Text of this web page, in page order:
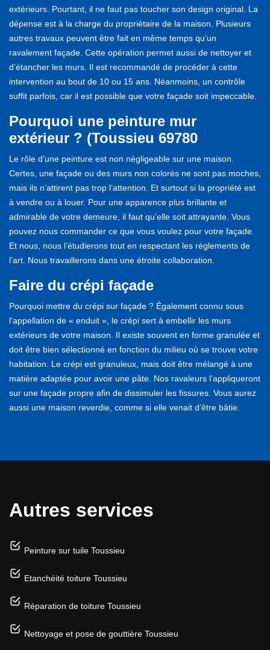
extérieurs. Pourtant, il ne faut pas toucher son design original. La
dépense est à la charge du propriétaire de la maison. Plusieurs
autres travaux peuvent être fait en même temps qu’un
ravalement façade. Cette opération permet aussi de nettoyer et
d’étancher les murs. Il est recommandé de procéder à cette
intervention au bout de 10 ou 15 ans. Néanmoins, un contrôle
suffit parfois, car il est possible que votre façade soit impeccable.
Pourquoi une peinture mur
extérieur ? (Toussieu 69780
Le rôle d’une peinture est non négligeable sur une maison.
Certes, une façade ou des murs non colorés ne sont pas moches,
mais ils n’attirent pas trop l’attention. Et surtout si la propriété est
à vendre ou à louer. Pour une apparence plus brillante et
admirable de votre demeure, il faut qu’elle soit attrayante. Vous
pouvez nous commander ce que vous voulez pour votre façade.
Et nous, nous l’étudierons tout en respectant les règlements de
l’art. Nous travaillerons dans une étroite collaboration.
Faire du crépi façade
Pourquoi mettre du crépi sur façade ? Également connu sous
l’appellation de « enduit », le crépi sert à embellir les murs
extérieurs de votre maison. Il existe souvent en forme granulée et
doit être bien sélectionné en fonction du milieu où se trouve votre
habitation. Le crépi est granuleux, mais doit être mélangé à une
matière adaptée pour avoir une pâte. Nos ravaleurs l’appliqueront
sur une façade propre afin de dissimuler les fissures. Vous aurez
aussi une maison reverdie, comme si elle venait d’être bâtie.
Autres services
Peinture sur tuile Toussieu
Etanchéité toiture Toussieu
Réparation de toiture Toussieu
Nettoyage et pose de gouttière Toussieu